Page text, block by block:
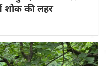
शोक की लहर